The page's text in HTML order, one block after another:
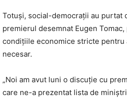
Totuși, social-democrații au purtat
premierul desemnat Eugen
condițiile economice stricte pentru
necesar.
„Noi am avut luni o discuție cu
care ne-a prezentat lista de